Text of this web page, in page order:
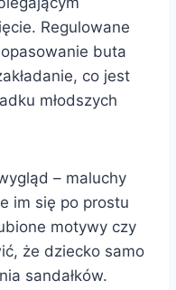
Regulowane
buta
co jest
młodszych
– maluchy
im się po prostu
motywy czy
że dziecko samo
sandałków.